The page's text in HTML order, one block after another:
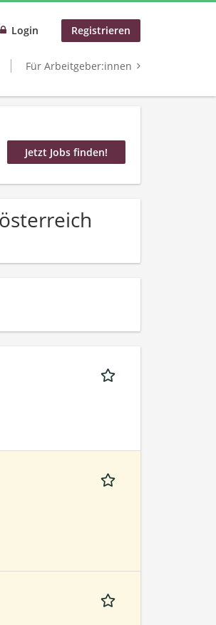
Login Registrieren
Für Arbeitgeber:innen